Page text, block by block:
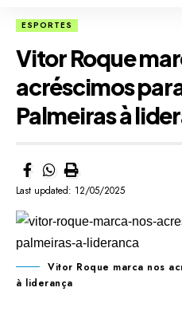
ESPORTES
Vitor Roque
acréscimos
Palmeiras à
Last updated: 12/05/2025
Vitor Roque marca nos
à liderança